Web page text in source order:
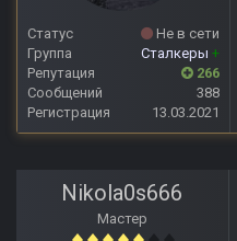
Статус
Не в сети
Группа
Сталкеры +
Репутация
266
Сообщений
388
Регистрация
13.03.2021
Nikola0s666
Мастер